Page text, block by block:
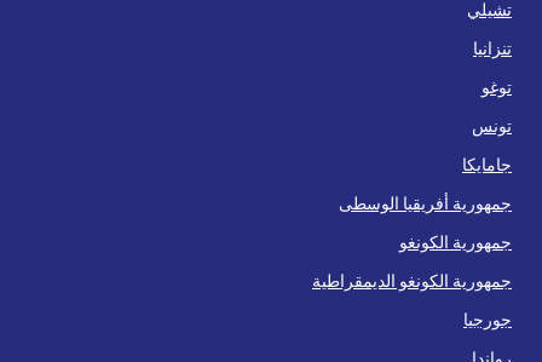
تشيلي
تنزانيا
توغو
تونس
جامايكا
جمهورية أفريقيا الوسطى
جمهورية الكونغو
جمهورية الكونغو الديمقراطية
جورجيا
رواندا